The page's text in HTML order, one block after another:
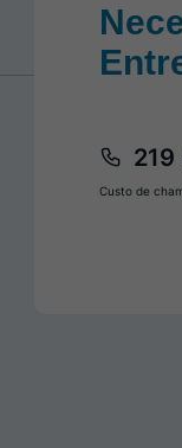
Custo de